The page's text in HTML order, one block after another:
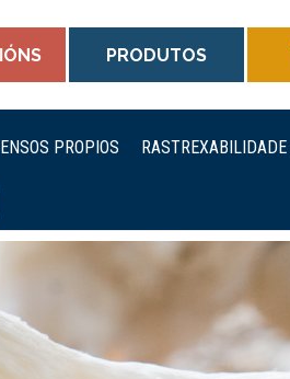
PRODUTOS
PROPIOS RASTREXABILIDADE